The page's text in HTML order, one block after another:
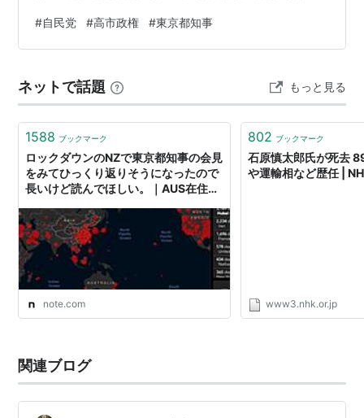
験場が頑張って新たな品種や銘柄を作るために努力して
きたのが全部台無しになるわけで、これから先は安くて
多様性は崩壊するわけで、今にして思えば築地市場を豊
洲に移した辺りから日本の食文化に対する意識が変わっ
たと思う。あの時点で売る方は環境…
#自民党 #高市政権 #東京都知事
ネットで話題 もっと見る
1588 ブックマーク
ロックダウンのNZで東京都知事の会見
をみてひっくり返りそうになったので
長いけど読んでほしい。｜AUS在住空
note.com
802 ブックマーク
石原慎太郎氏が死去
や運輸相など歴任 |
www3.nhk.or.jp
関連ブログ